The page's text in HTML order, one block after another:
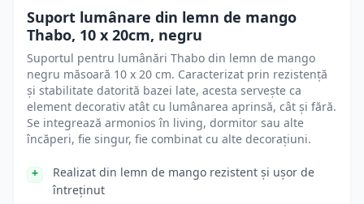
Suport lumânare din lemn de mango
Thabo, 10 x 20cm, negru
Suportul pentru lumânări Thabo din lemn de mango
negru măsoară 10 x 20 cm. Caracterizat prin rezistență
și stabilitate datorită bazei late, acesta servește ca
element decorativ atât cu lumânarea aprinsă, cât și fără.
Se integrează armonios în living, dormitor sau alte
încăperi, fie singur, fie combinat cu alte decorațiuni.
Realizat din lemn de mango rezistent și ușor de
întreținut